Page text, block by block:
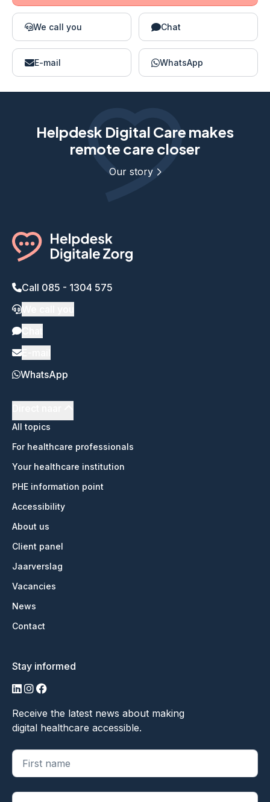
We call you Chat
E-mail WhatsApp
Helpdesk Digital Care makes
remote care closer
Our story
Call 085 - 1304 575
WhatsApp
All topics
For healthcare professionals
Your healthcare institution
PHE information point
Accessibility
About us
Client panel
Jaarverslag
Vacancies
News
Contact
Stay informed
LinkedIn
Instagram
Facebook
Receive the latest news about making
digital healthcare accessible.
"*" geeft vereiste velden aan